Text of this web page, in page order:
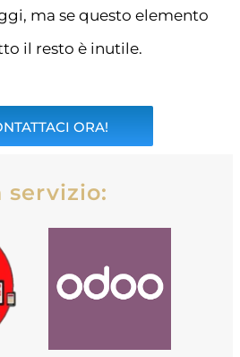
ma se questo elemento
il resto è inutile.
ORA!
servizio: